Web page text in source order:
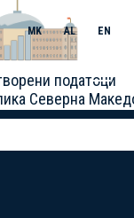
податоци
Северна
MK AL EN
Toggle